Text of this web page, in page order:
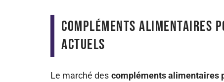
Compléments alimentaires
actuels
Le marché des compléments alimentaires